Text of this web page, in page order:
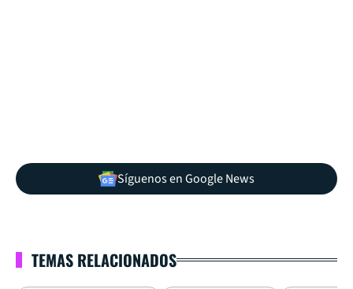
Síguenos en Google News
TEMAS RELACIONADOS